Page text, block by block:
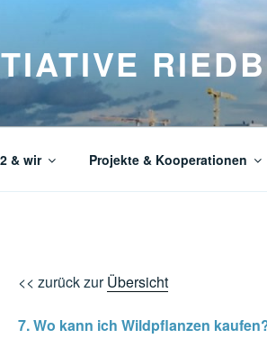
& wir Projekte & Kooperationen
<< zurück zurÜbersicht
7. Wo kann ich Wildpflanzen